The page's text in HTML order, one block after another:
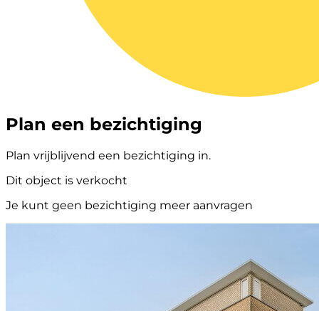
Plan een bezichtiging
Plan vrijblijvend een bezichtiging in.
Dit object is verkocht
Je kunt geen bezichtiging meer aanvragen